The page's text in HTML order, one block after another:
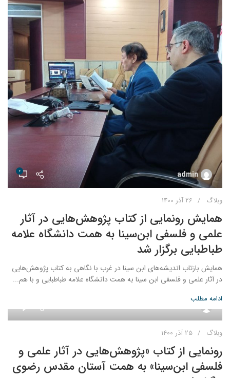
admin
0
وبلاگ 26 آذر 1400
همایش رونمایی از کتاب پژوهش‌هایی در آثار
علمی و فلسفی ابن‌سینا به همت دانشگاه علامه
طباطبایی برگزار شد
همایش بازتاب اندیشه‌های ابن سینا در غرب با نگاهی به کتاب پژوهش‌هایی
در آثار علمی و فلسفی ابن سینا به همت دانشگاه علامه طباطبایی و با هم...
ادامه مطلب
admin
وبلاگ 25 آذر 1400
رونمایی از کتاب «پژوهش‌هایی در آثار علمی و
فلسفی ابن‌سینا» به همت آستان مقدس رضوی